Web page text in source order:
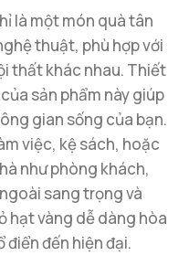
là một món quà tân
thuật, phù hợp với
thất khác nhau. Thiết
sản phẩm này giúp
gian sống của bạn.
việc, kệ sách, hoặc
như phòng khách,
sang trọng và
hạt vàng dễ dàng hòa
điển đến hiện đại.